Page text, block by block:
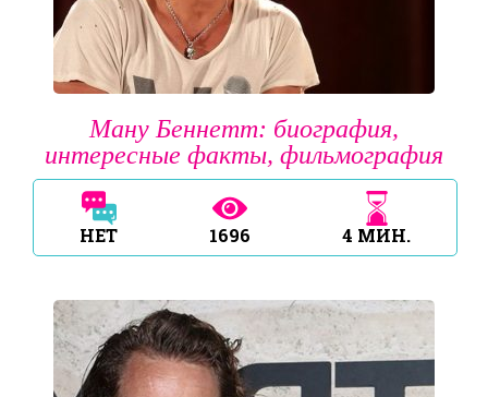
Ману Беннетт: биография,
интересные факты, фильмография
НЕТ 1696 4 МИН.